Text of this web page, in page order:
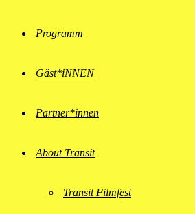
Programm
Gäst*iNNEN
Partner*innen
About Transit
Transit Filmfest